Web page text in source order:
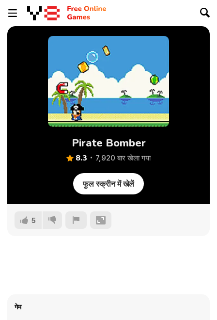
Pirate Bomber
8.3 7,920 बार खेला गया
फुल स्क्रीन में खेलें
5
गेम